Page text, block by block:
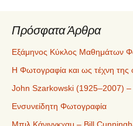
Πρόσφατα Άρθρα
Εξάμηνος Κύκλος Μαθημάτων
Η Φωτογραφία και ως τέχνη της
John Szarkowski (1925–2007)
Ενσυνείδητη Φωτογραφία